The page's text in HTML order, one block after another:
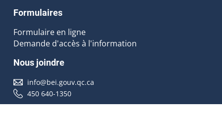
Formulaires
Formulaire en ligne
Demande d'accès à l'information
Nous joindre
info@bei.gouv.qc.ca
450 640-1350